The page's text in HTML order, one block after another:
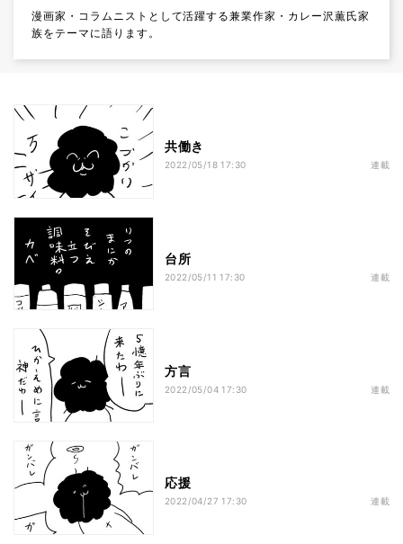
漫画家・コラムニストとして活躍する兼業作家・カレー沢薫氏家
族をテーマに語ります。
共働き
2022/05/18 17:30 連載
台所
2022/05/11 17:30 連載
方言
2022/05/04 17:30 連載
応援
2022/04/27 17:30 連載